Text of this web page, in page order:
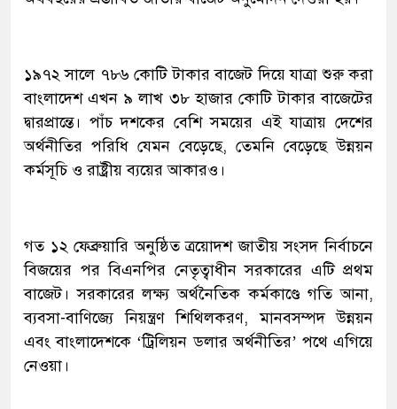
১৯৭২ সালে ৭৮৬ কোটি টাকার বাজেট দিয়ে যাত্রা শুরু করা
বাংলাদেশ এখন ৯ লাখ ৩৮ হাজার কোটি টাকার বাজেটের
দ্বারপ্রান্তে। পাঁচ দশকের বেশি সময়ের এই যাত্রায় দেশের
অর্থনীতির পরিধি যেমন বেড়েছে, তেমনি বেড়েছে উন্নয়ন
কর্মসূচি ও রাষ্ট্রীয় ব্যয়ের আকারও।
গত ১২ ফেব্রুয়ারি অনুষ্ঠিত ত্রয়োদশ জাতীয় সংসদ নির্বাচনে
বিজয়ের পর বিএনপির নেতৃত্বাধীন সরকারের এটি প্রথম
বাজেট। সরকারের লক্ষ্য অর্থনৈতিক কর্মকাণ্ডে গতি আনা,
ব্যবসা-বাণিজ্যে নিয়ন্ত্রণ শিথিলকরণ, মানবসম্পদ উন্নয়ন
এবং বাংলাদেশকে ‘ট্রিলিয়ন ডলার অর্থনীতির’ পথে এগিয়ে
নেওয়া।